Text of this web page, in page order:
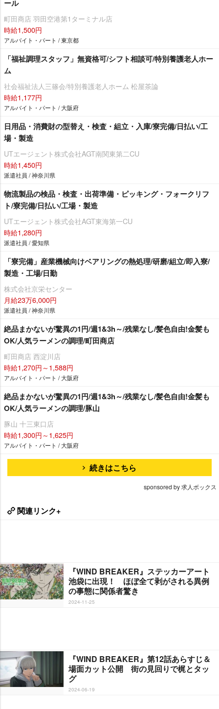
ール
町田商店 羽田空港第1ターミナル店
時給1,500円
アルバイト・パート / 東京都
「福祉調理スタッフ」無資格可/シフト相談可/特別養護老人ホー
ム
社会福祉法人三篠会/特別養護老人ホーム 松屋茶論
時給1,177円
アルバイト・パート / 大阪府
日用品・消費財の型替え・検査・組立・入庫/寮完備/日払い/工
場・製造
UTエージェント株式会社AGT南関東第二CU
時給1,450円
派遣社員 / 神奈川県
物流製品の検品・検査・出荷準備・ピッキング・フォークリフ
ト/寮完備/日払い/工場・製造
UTエージェント株式会社AGT東海第一CU
時給1,280円
派遣社員 / 愛知県
「寮完備」産業機械向けベアリングの熱処理/研磨/組立/即入寮/
製造・工場/日勤
株式会社京栄センター
月給23万6,000円
派遣社員 / 神奈川県
絶品まかないが驚異の1円/週1&3h～/残業なし/髪色自由!金髪も
OK/人気ラーメンの調理/町田商店
町田商店 西淀川店
時給1,270円～1,588円
アルバイト・パート / 大阪府
絶品まかないが驚異の1円/週1&3h～/残業なし/髪色自由!金髪も
OK/人気ラーメンの調理/豚山
豚山 十三東口店
時給1,300円～1,625円
アルバイト・パート / 大阪府
続きはこちら
sponsored by 求人ボックス
関連リンク+
『WIND BREAKER』ステッカーアート
池袋に出現！ ほぼ全て剥がされる異例
の事態に関係者驚き
2024-11-25
『WIND BREAKER』第12話あらすじ＆
場面カット公開 街の見回りで梶とタッ
グ
2024-06-19